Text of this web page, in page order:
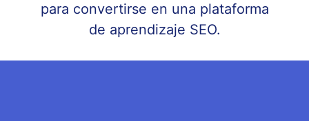
para convertirse en una plataforma
de aprendizaje SEO.